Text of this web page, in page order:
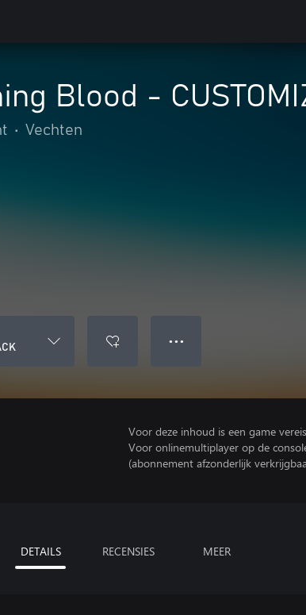
Blood -
• Vechten
● ● ●
Voor deze inhoud is een game
Voor onlinemultiplayer op de
(abonnement afzonderlijk
DETAILS RECENSIES MEER